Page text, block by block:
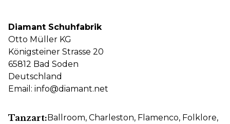
Diamant Schuhfabrik
Otto Müller KG
Königsteiner Strasse 20
65812 Bad Soden
Deutschland
Email: info@diamant.net
Tanzart:Ballroom, Charleston, Flamenco, Folklore,